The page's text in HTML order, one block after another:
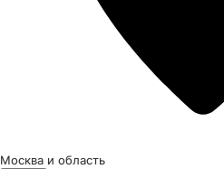
Москва и область